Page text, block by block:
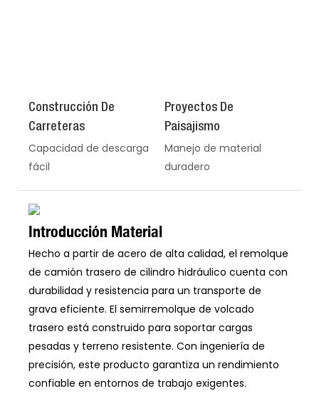
Construcción De
Carreteras
Capacidad de descarga
fácil
Proyectos De
Paisajismo
Manejo de material
duradero
Introducción Material
Hecho a partir de acero de alta calidad, el remolque
de camión trasero de cilindro hidráulico cuenta con
durabilidad y resistencia para un transporte de
grava eficiente. El semirremolque de volcado
trasero está construido para soportar cargas
pesadas y terreno resistente. Con ingeniería de
precisión, este producto garantiza un rendimiento
confiable en entornos de trabajo exigentes.